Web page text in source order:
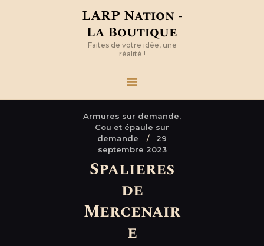
LARP Nation -
La Boutique
Faites de votre idée, une
réalité !
Armures sur demande,
Cou et épaule sur
demande
29
septembre 2023
Spalieres
de
Mercenair
e